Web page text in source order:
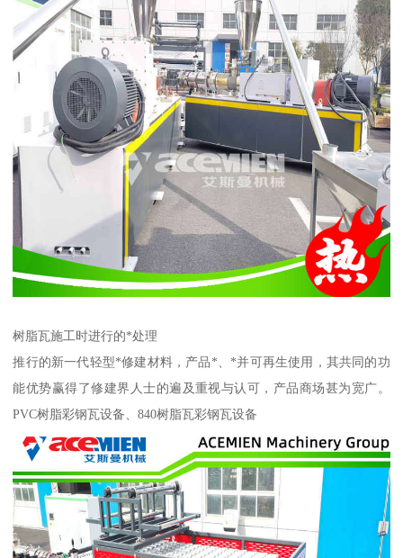
树脂瓦施工时进行的*处理
推行的新一代轻型*修建材料，产品*、*并可再生使用，其共同的功
能优势赢得了修建界人士的遍及重视与认可，产品商场甚为宽广。
PVC树脂彩钢瓦设备、840树脂瓦彩钢瓦设备